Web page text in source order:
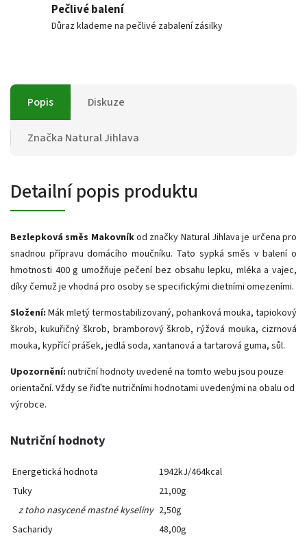
Pečlivé balení
Důraz klademe na pečlivé zabalení zásilky
Popis Diskuze
Značka Natural Jihlava
Detailní popis produktu
Bezlepková směs Makovníkod značky Natural Jihlava je určena pro
snadnou přípravu domácího moučníku. Tato sypká směs v balení o
hmotnosti 400 g umožňuje pečení bez obsahu lepku, mléka a vajec,
díky čemuž je vhodná pro osoby se specifickými dietními omezeními.
Složení: Mák mletý termostabilizovaný, pohanková mouka, tapiokový
škrob, kukuřičný škrob, bramborový škrob, rýžová mouka, cizrnová
mouka, kypřící prášek, jedlá soda, xantanová a tartarová guma, sůl.
Upozornění: nutriční hodnoty uvedené na tomto webu jsou pouze
orientační. Vždy se řiďte nutričními hodnotami uvedenými na obalu od
výrobce.
Nutriční hodnoty
Energetická hodnota
1942kJ/464kcal
Tuky
21,00g
z toho nasycené mastné kyseliny 2,50g
Sacharidy
48,00g